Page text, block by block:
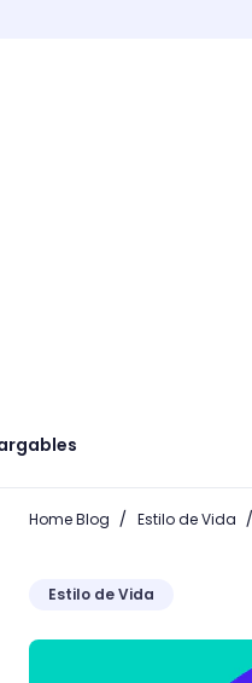
Home Blog / Estilo de Vida /
Estilo de Vida
¿Cómo tener una vida